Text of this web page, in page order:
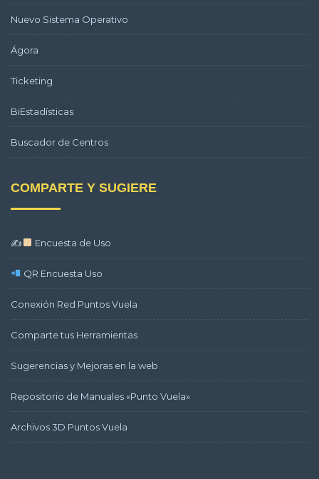
Nuevo Sistema Operativo
Ágora
Ticketing
BiEstadísticas
Buscador de Centros
COMPARTE Y SUGIERE
✍ Encuesta de Uso
QR Encuesta Uso
Conexión Red Puntos Vuela
Comparte tus Herramientas
Sugerencias y Mejoras en la web
Repositorio de Manuales «Punto Vuela»
Archivos 3D Puntos Vuela